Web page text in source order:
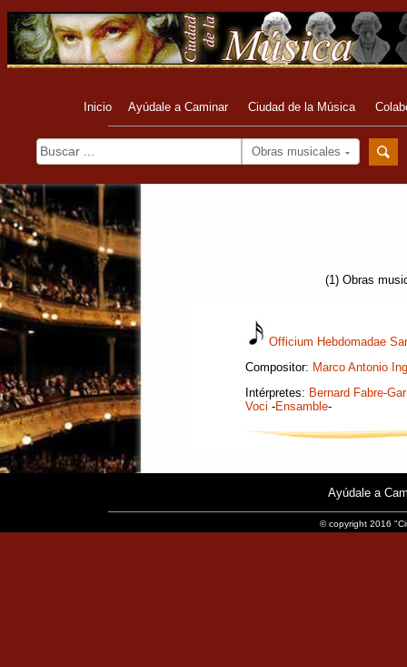
Inicio Ayúdale a Caminar Ciudad de la Música
Obras musicales
(1) Obras
Officium Hebdomadae
Compositor: Marco Antonio
Intérpretes: Bernard Fabre-
Voci -Ensamble-
Ayúdale a
© copyright 2016